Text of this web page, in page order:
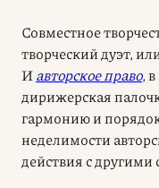
Совместное
творческий дуэт,
Иавторское право,
дирижерская
гармонию и
неделимости
действия с другими